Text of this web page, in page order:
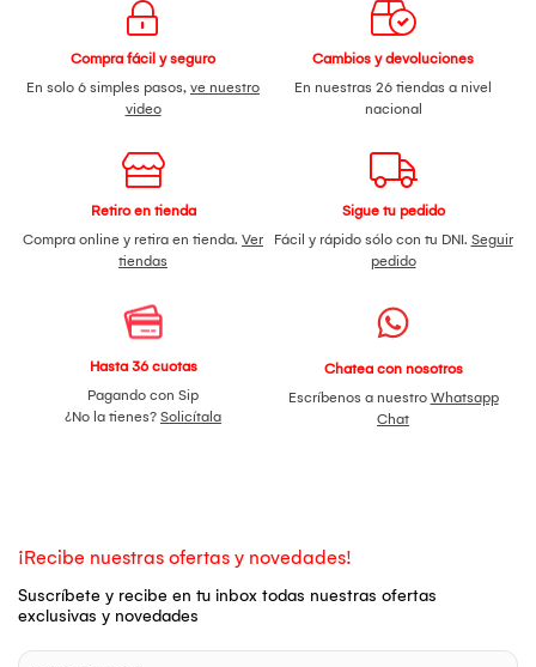
Compra fácil y seguro
En solo 6 simples pasos, ve nuestro
video
Cambios y devoluciones
En nuestras 26 tiendas a nivel
nacional
Retiro en tienda
Compra online y retira en tienda. Ver
tiendas
Sigue tu pedido
Fácil y rápido sólo con tu DNI. Seguir
pedido
Hasta 36 cuotas
Pagando con Sip
¿No la tienes? Solicítala
Chatea con nosotros
Escríbenos a nuestro Whatsapp
Chat
¡Recibe nuestras ofertas y novedades!
Suscríbete y recibe en tu inbox todas nuestras ofertas
exclusivas y novedades